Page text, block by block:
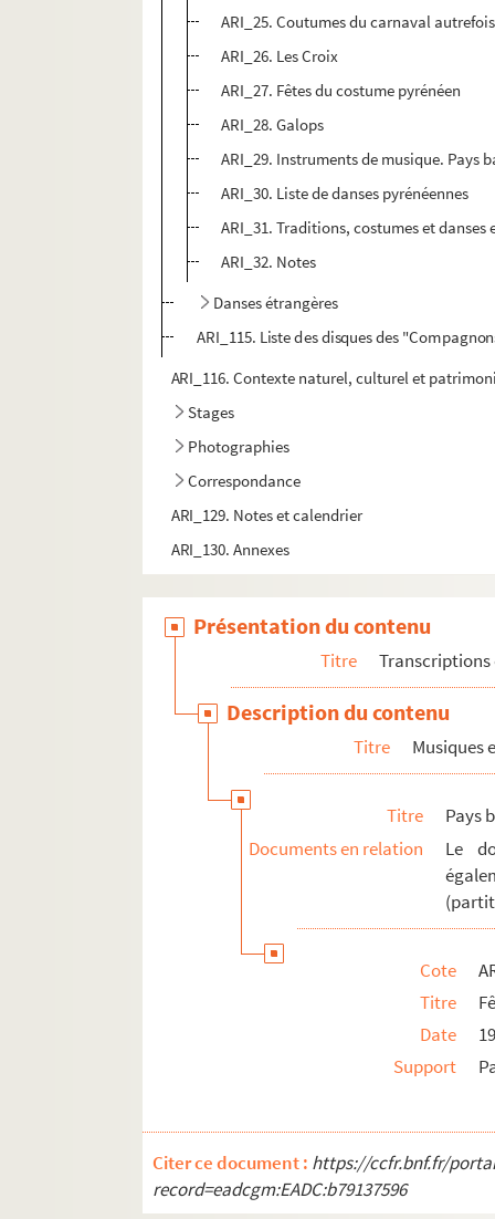
ARI_25. Coutumes du carnaval
ARI_26. Les Croix
ARI_27. Fêtes du costume pyrénéen
ARI_28. Galops
ARI_29. Instruments de musique. Pays
ARI_30. Liste de danses pyrénéennes
ARI_31. Traditions, costumes et danses
ARI_32. Notes
Danses étrangères
ARI_115. Liste des disques des
ARI_116. Contexte naturel, culturel et
Stages
Photographies
Correspondance
ARI_129. Notes et calendrier
ARI_130. Annexes
Présentation du contenu
Titre Transcriptions
Description du contenu
Titre Musiques
Titre
Pays
Documents en relation
Le
Cote
Titre
Date
Support
Citer ce document : https://ccfr.bnf.fr/
record=eadcgm:EADC:b79137596